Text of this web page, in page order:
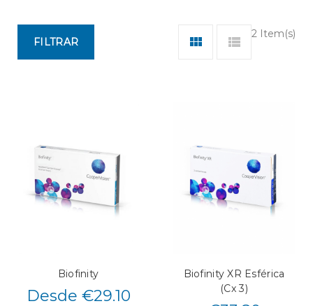
2 Item(s)
FILTRAR
Biofinity
Desde €29.10
Biofinity XR Esférica
(Cx 3)